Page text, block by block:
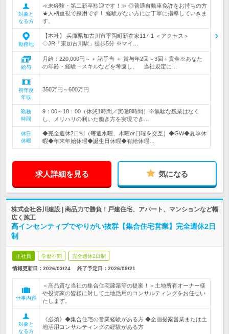
対象と
なる方
≪未経験・第二新卒歓迎です！≫ ◎普通自動車免許をお持ちの方
★人柄重視で採用です！ 経験がない方には丁寧に指導していきま
す。
勤務地
【本社】 兵庫県加古川市平岡町新在家117-1 ＜アクセス＞
◇JR「東加古川駅」徒歩5分 ※マイ…
給与
月給：220,000円～＋ 諸手当 ＋ 賞与年2回～3回＋賞金※あなた
の年齢・経験・スキルなどを考慮し、 当社規定に…
初年度
年収
350万円～600万円
勤務
時間
9：00～18：00（休憩1時間／実働8時間）※無駄な残業はなく
し、メリハリの利いた働き方を実現でき…
休日
休暇
◆完全週休2日制（毎週水曜、木曜or日曜を交互）◆GW◆夏季休
暇◆年末年始休暇◆誕生日休暇◆有給休暇…
求人詳細を見る 気になる
株式会社谷川建設 | 商品力で勝負！戸建住宅、アパート、マンションなど幅
広く施工
高インセンティブでやりがい抜群【集合住宅営業】完全週休2日
制
正社員 学歴不問 完全週休2日制
情報更新日：2026/03/24 終了予定日： 2026/09/21
仕事内容
＜高品質な当社の集合住宅建築等の提案！＞土地所有オーナー様
や投資家の皆様に対して土地活用のコンサルティングをお任せい
たします。
対象と
なる方
《必須》◆集合住宅の営業経験がある方 ◆企画提案営業または土
地活用コンサルティングの経験がある方